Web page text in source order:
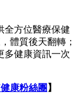
全方位醫療保健
體質後天翻轉；
多健康資訊一次
康粉絲團 】